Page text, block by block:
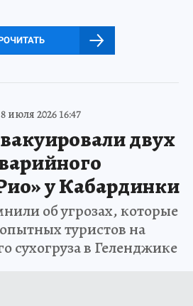
8 июля 2026 16:47
двух
у Кабардинки
об угрозах, которые
туристов на
сухогруза в Геленджике